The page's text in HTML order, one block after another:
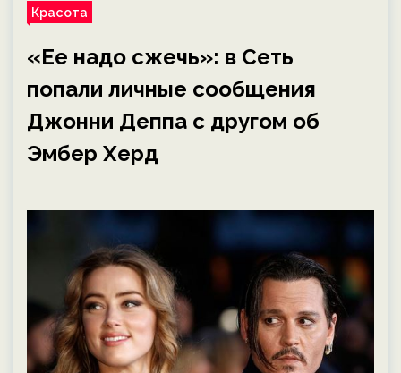
Красота
«Ее надо сжечь»: в Сеть
попали личные сообщения
Джонни Деппа с другом об
Эмбер Херд